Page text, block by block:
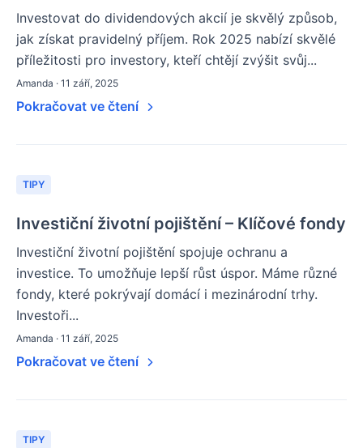
Investovat do dividendových akcií je skvělý způsob,
jak získat pravidelný příjem. Rok 2025 nabízí skvělé
příležitosti pro investory, kteří chtějí zvýšit svůj...
Amanda · 11 září, 2025
Pokračovat ve čtení
TIPY
Investiční životní pojištění – Klíčové fondy
Investiční životní pojištění spojuje ochranu a
investice. To umožňuje lepší růst úspor. Máme různé
fondy, které pokrývají domácí i mezinárodní trhy.
Investoři...
Amanda · 11 září, 2025
Pokračovat ve čtení
TIPY